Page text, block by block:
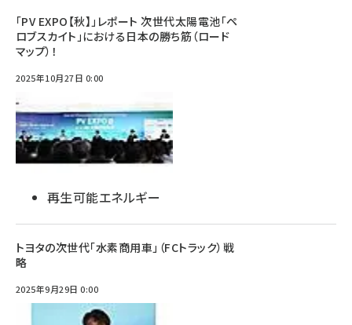
「PV EXPO【秋】」レポート 次世代太陽電池「ペ
ロブスカイト」における日本の勝ち筋（ロード
マップ）！
2025年10月27日 0:00
再生可能エネルギー
トヨタの次世代「水素商用車」（FCトラック）戦
略
2025年9月29日 0:00